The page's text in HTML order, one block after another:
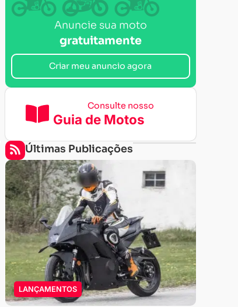
Anuncie sua moto
gratuitamente
Criar meu anuncio agora
Consulte nosso
Guia de Motos
Últimas Publicações
LANÇAMENTOS